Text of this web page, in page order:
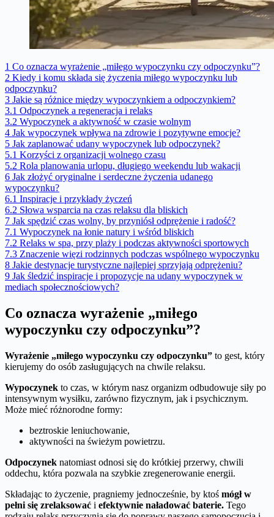
1 Co oznacza wyrażenie „miłego wypoczynku czy odpoczynku”?
2 Kiedy i komu składa się życzenia miłego wypoczynku lub
odpoczynku?
3 Jakie są różnice między wypoczynkiem a odpoczynkiem?
3.1 Odpoczynek a regeneracja i relaks
3.2 Wypoczynek a aktywność w czasie wolnym
4 Jak wypoczynek wpływa na zdrowie i pozytywne emocje?
5 Jak zaplanować udany wypoczynek lub odpoczynek?
5.1 Korzyści z organizacji wolnego czasu
5.2 Rola planowania urlopu, długiego weekendu lub wakacji
6 Jak złożyć oryginalne i serdeczne życzenia udanego
wypoczynku?
6.1 Inspiracje i przykłady życzeń
6.2 Słowa wsparcia na czas relaksu dla bliskich
7 Jak spędzić czas wolny, by przyniósł odprężenie i radość?
7.1 Wypoczynek na łonie natury i wśród bliskich
7.2 Relaks w spa, przy plaży i podczas aktywności sportowych
7.3 Znaczenie więzi rodzinnych podczas wspólnego wypoczynku
8 Jakie destynacje turystyczne najlepiej sprzyjają odprężeniu?
9 Jak śledzić inspiracje i propozycje na udany wypoczynek w
mediach społecznościowych?
Co oznacza wyrażenie „miłego
wypoczynku czy odpoczynku”?
Wyrażenie „miłego wypoczynku czy odpoczynku” to gest, który
kierujemy do osób zasługujących na chwile relaksu.
Wypoczynek to czas, w którym nasz organizm odbudowuje siły po
intensywnym wysiłku, zarówno fizycznym, jak i psychicznym.
Może mieć różnorodne formy:
beztroskie leniuchowanie,
aktywności na świeżym powietrzu.
Odpoczynek natomiast odnosi się do krótkiej przerwy, chwili
oddechu, która pozwala na szybkie zregenerowanie energii.
Składając to życzenie, pragniemy jednocześnie, by ktoś mógł w
pełni się zrelaksować i efektywnie naładować baterie. Tego